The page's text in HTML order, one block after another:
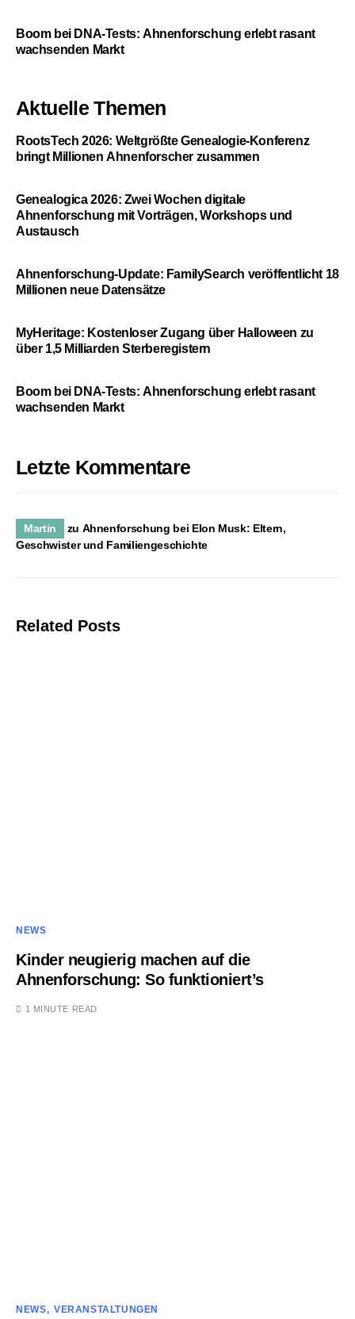
Boom bei DNA-Tests: Ahnenforschung erlebt rasant
wachsenden Markt
Aktuelle Themen
RootsTech 2026: Weltgrößte Genealogie-Konferenz
bringt Millionen Ahnenforscher zusammen
Genealogica 2026: Zwei Wochen digitale
Ahnenforschung mit Vorträgen, Workshops und
Austausch
Ahnenforschung-Update: FamilySearch veröffentlicht 18
Millionen neue Datensätze
MyHeritage: Kostenloser Zugang über Halloween zu
über 1,5 Milliarden Sterberegistern
Boom bei DNA-Tests: Ahnenforschung erlebt rasant
wachsenden Markt
Letzte Kommentare
Martin zu Ahnenforschung bei Elon Musk: Eltern,
Geschwister und Familiengeschichte
Related Posts
NEWS
Kinder neugierig machen auf die
Ahnenforschung: So funktioniert’s
1 MINUTE READ
NEWS VERANSTALTUNGEN